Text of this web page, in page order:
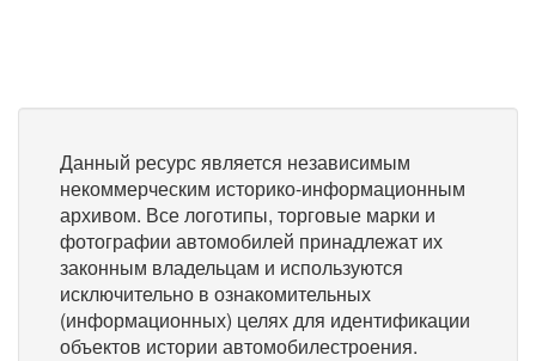
Данный ресурс является независимым
некоммерческим историко-информационным
архивом. Все логотипы, торговые марки и
фотографии автомобилей принадлежат их
законным владельцам и используются
исключительно в ознакомительных
(информационных) целях для идентификации
объектов истории автомобилестроения.